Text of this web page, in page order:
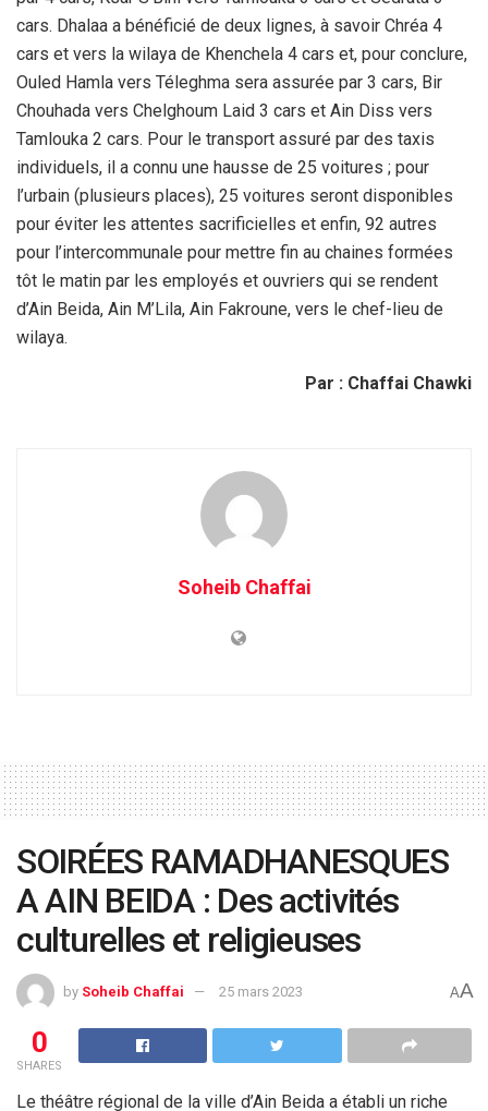
cars. Dhalaa a bénéficié de deux lignes, à savoir Chréa 4
cars et vers la wilaya de Khenchela 4 cars et, pour conclure,
Ouled Hamla vers Téleghma sera assurée par 3 cars, Bir
Chouhada vers Chelghoum Laid 3 cars et Ain Diss vers
Tamlouka 2 cars. Pour le transport assuré par des taxis
individuels, il a connu une hausse de 25 voitures ; pour
l’urbain (plusieurs places), 25 voitures seront disponibles
pour éviter les attentes sacrificielles et enfin, 92 autres
pour l’intercommunale pour mettre fin au chaines formées
tôt le matin par les employés et ouvriers qui se rendent
d’Ain Beida, Ain M’Lila, Ain Fakroune, vers le chef-lieu de
wilaya.
Par : Chaffai Chawki
Soheib Chaffai
SOIRÉES RAMADHANESQUES
A AIN BEIDA : Des activités
culturelles et religieuses
by Soheib Chaffai 25 mars 2023 AA
0
SHARES
Le théâtre régional de la ville d’Ain Beida a établi un riche